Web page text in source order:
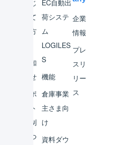
はじ
めて
の方
お知
らせ
サポ
ート
体制
につ
EC自動出
荷システ
ム
LOGILES
S
機能
倉庫事業
主さま向
け
資料ダウ
企業
情報
プレ
スリ
リー
ス